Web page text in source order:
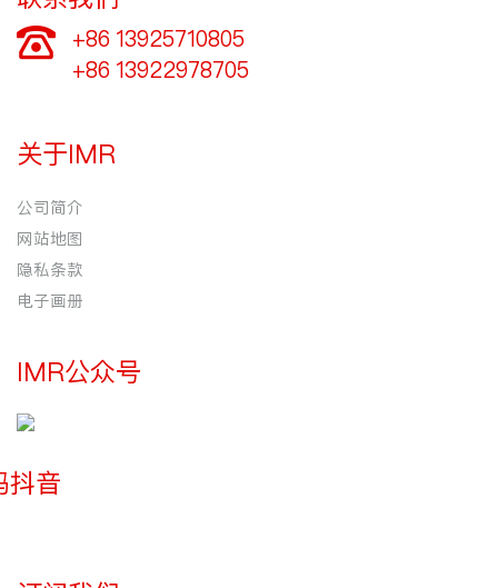
+86 13925710805
+86 13922978705
关于IMR
公司简介
网站地图
隐私条款
电子画册
IMR公众号
抖音